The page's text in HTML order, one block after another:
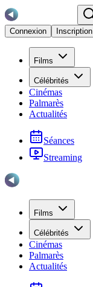
Connexion
Inscription
Films
Célébrités
Cinémas
Palmarès
Actualités
Séances
Streaming
Films
Célébrités
Cinémas
Palmarès
Actualités